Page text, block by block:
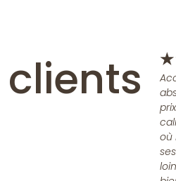
clients ★
où